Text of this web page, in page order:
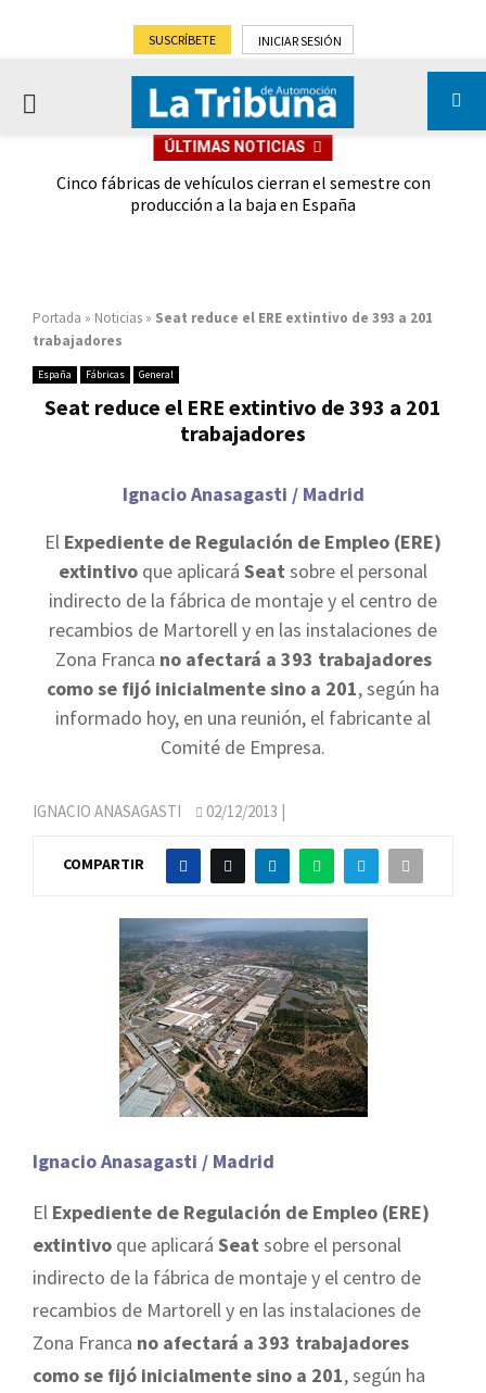
SUSCRÍBETE INICIAR SESIÓN
PRIMARY
ÚLTIMAS NOTICIAS
Cinco fábricas de vehículos cierran el semestre con
producción a la baja en España
Portada » Noticias » Seat reduce el ERE extintivo de 393 a 201
trabajadores
España Fábricas General
Seat reduce el ERE extintivo de 393 a 201
trabajadores
Ignacio Anasagasti / Madrid
El Expediente de Regulación de Empleo (ERE)
extintivo que aplicará Seat sobre el personal
indirecto de la fábrica de montaje y el centro de
recambios de Martorell y en las instalaciones de
Zona Franca no afectará a 393 trabajadores
como se fijó inicialmente sino a 201, según ha
informado hoy, en una reunión, el fabricante al
Comité de Empresa.
IGNACIO ANASAGASTI 02/12/2013 |
COMPARTIR
Ignacio Anasagasti / Madrid
El Expediente de Regulación de Empleo (ERE)
extintivo que aplicará Seat sobre el personal
indirecto de la fábrica de montaje y el centro de
recambios de Martorell y en las instalaciones de
Zona Franca no afectará a 393 trabajadores
como se fijó inicialmente sino a 201, según ha